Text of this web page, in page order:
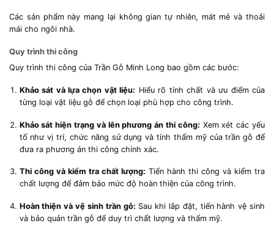
Các sản phẩm này mang lại không gian tự nhiên, mát mẻ và thoải
mái cho ngôi nhà.
Quy trình thi công
Quy trình thi công của Trần Gỗ Minh Long bao gồm các bước:
Khảo sát và lựa chọn vật liệu: Hiểu rõ tính chất và ưu điểm của
từng loại vật liệu gỗ để chọn loại phù hợp cho công trình.
Khảo sát hiện trạng và lên phương án thi công: Xem xét các yếu
tố như vị trí, chức năng sử dụng và tính thẩm mỹ của trần gỗ để
đưa ra phương án thi công chính xác.
Thi công và kiểm tra chất lượng: Tiến hành thi công và kiểm tra
chất lượng để đảm bảo mức độ hoàn thiện của công trình.
Hoàn thiện và vệ sinh trần gỗ: Sau khi lắp đặt, tiến hành vệ sinh
và bảo quản trần gỗ để duy trì chất lượng và thẩm mỹ.